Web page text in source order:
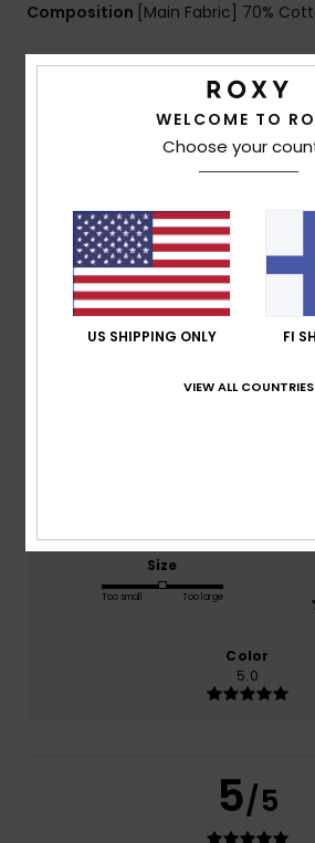
Composition [Main Fabric] 70%
Shipping & Returns
Average Score
5.0 /5
1 verified reviewssince
Size
Too small Too large
Color
5.0
5/5
WELCOME TO
Choose your
US SHIPPING ONLY FI
VIEW ALL COUNTRIES